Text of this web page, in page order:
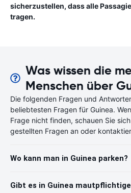
sicherzustellen, dass alle
tragen.
Was wissen die
Menschen über
Die folgenden Fragen und
beliebtesten Fragen für Guinea.
Frage nicht finden, schauen Sie
gestellten Fragen an oder
Wo kann man in Guinea parken?
Gibt es in Guinea